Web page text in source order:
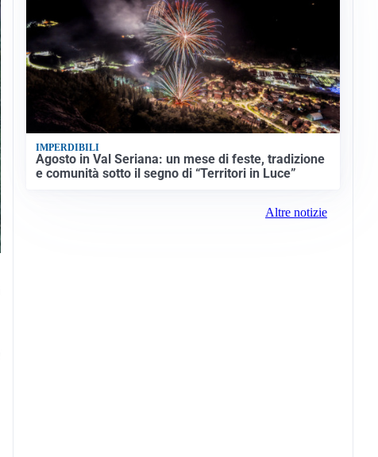
IMPERDIBILI
Agosto in Val Seriana: un mese di feste, tradizione
e comunità sotto il segno di “Territori in Luce”
Altre notizie